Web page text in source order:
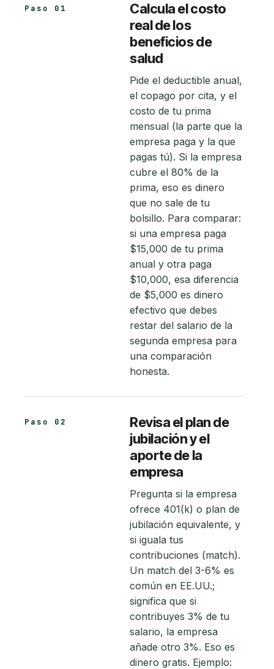
Paso 01
Calcula el costo
real de los
beneficios de
salud
Pide el deductible anual,
el copago por cita, y el
costo de tu prima
mensual (la parte que la
empresa paga y la que
pagas tú). Si la empresa
cubre el 80% de la
prima, eso es dinero
que no sale de tu
bolsillo. Para comparar:
si una empresa paga
$15,000 de tu prima
anual y otra paga
$10,000, esa diferencia
de $5,000 es dinero
efectivo que debes
restar del salario de la
segunda empresa para
una comparación
honesta.
Paso 02
Revisa el plan de
jubilación y el
aporte de la
empresa
Pregunta si la empresa
ofrece 401(k) o plan de
jubilación equivalente, y
si iguala tus
contribuciones (match).
Un match del 3-6% es
común en EE.UU.;
significa que si
contribuyes 3% de tu
salario, la empresa
añade otro 3%. Eso es
dinero gratis. Ejemplo: